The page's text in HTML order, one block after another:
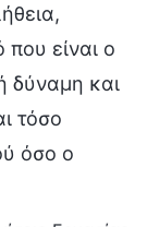
που είναι ο
δύναμη και
τόσο
όσο ο